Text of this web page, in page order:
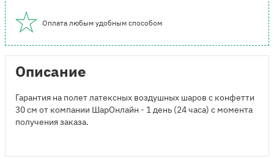
Оплата любым удобным способом
Описание
Гарантия на полет латексных воздушных шаров с конфетти
30 см от компании ШарОнлайн - 1 день (24 часа) с момента
получения заказа.